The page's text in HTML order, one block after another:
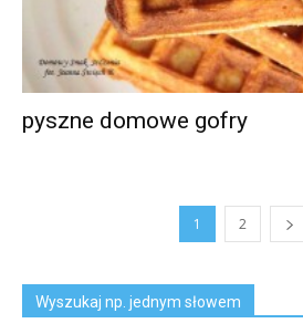
pyszne domowe gofry
1 2
Wyszukaj np. jednym słowem